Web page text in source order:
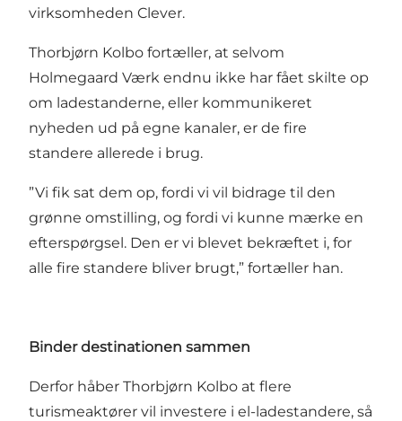
virksomheden Clever.
Thorbjørn Kolbo fortæller, at selvom
Holmegaard Værk endnu ikke har fået skilte op
om ladestanderne, eller kommunikeret
nyheden ud på egne kanaler, er de fire
standere allerede i brug.
”Vi fik sat dem op, fordi vi vil bidrage til den
grønne omstilling, og fordi vi kunne mærke en
efterspørgsel. Den er vi blevet bekræftet i, for
alle fire standere bliver brugt,” fortæller han.
Binder destinationen sammen
Derfor håber Thorbjørn Kolbo at flere
turismeaktører vil investere i el-ladestandere, så